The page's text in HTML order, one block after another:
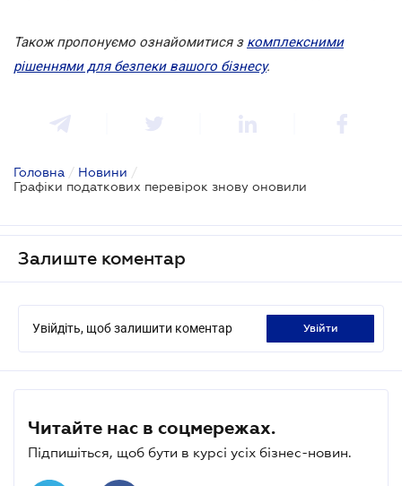
Також пропонуємо ознайомитися з комплексними
рішеннями для безпеки вашого бізнесу.
Головна / Новини /
Графіки податкових перевірок знову оновили
Залиште коментар
Увійдіть, щоб залишити коментар увійти
Читайте нас в соцмережах.
Підпишіться, щоб бути в курсі усіх бізнес-новин.